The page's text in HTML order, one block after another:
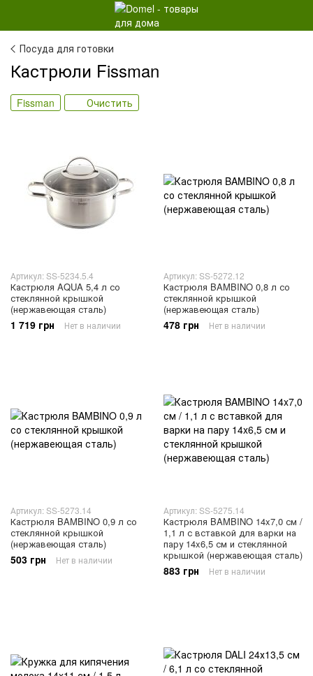
Посуда для готовки
Кастрюли Fissman
Fissman Очистить
Артикул: SS-5234.5.4
Кастрюля AQUA 5,4 л со
стеклянной крышкой
(нержавеющая сталь)
1 719 грн Нет в наличии
Артикул: SS-5272.12
Кастрюля BAMBINO 0,8 л со
стеклянной крышкой
(нержавеющая сталь)
478 грн Нет в наличии
Артикул: SS-5273.14
Кастрюля BAMBINO 0,9 л со
стеклянной крышкой
(нержавеющая сталь)
503 грн Нет в наличии
Артикул: SS-5275.14
Кастрюля BAMBINO 14x7,0 см /
1,1 л с вставкой для варки на
пару 14x6,5 см и стеклянной
крышкой (нержавеющая сталь)
883 грн Нет в наличии